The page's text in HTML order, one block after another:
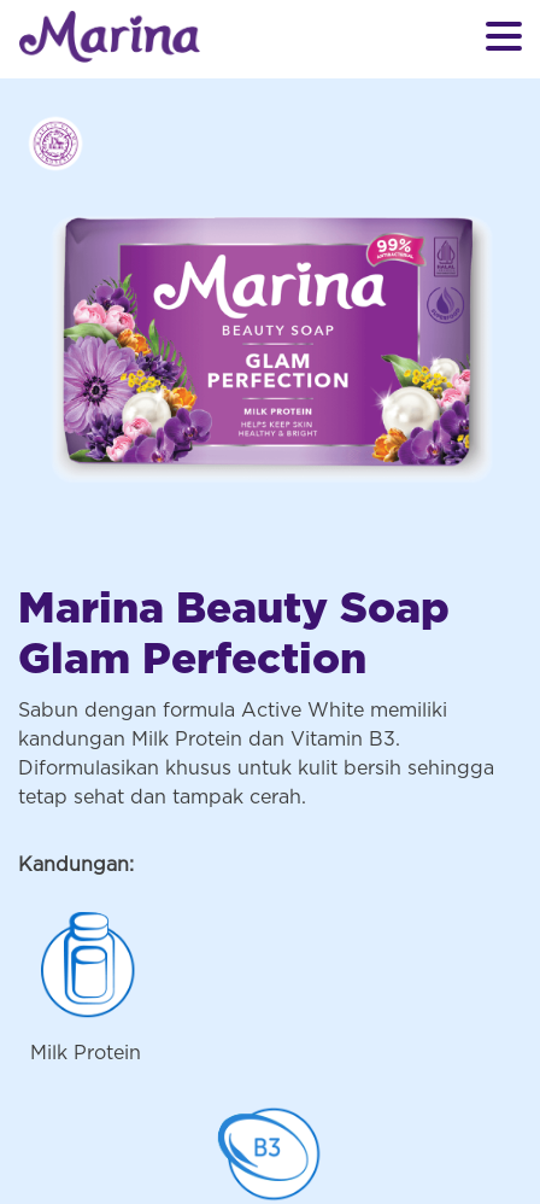
Marina Beauty Soap
Glam Perfection
Sabun dengan formula Active White memiliki
kandungan Milk Protein dan Vitamin B3.
Diformulasikan khusus untuk kulit bersih sehingga
tetap sehat dan tampak cerah.
Kandungan:
Milk Protein